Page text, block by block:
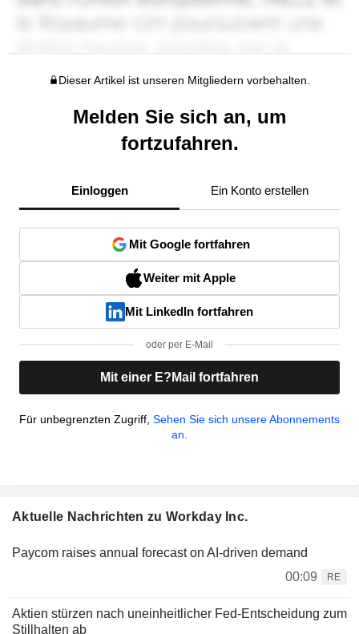
Dieser Artikel ist unseren Mitgliedern vorbehalten.
Melden Sie sich an, um
fortzufahren.
Einloggen Ein Konto erstellen
Mit Google fortfahren
Weiter mit Apple
Mit LinkedIn fortfahren
oder per E-Mail
Mit einer E?Mail fortfahren
Für unbegrenzten Zugriff, Sehen Sie sich unsere Abonnements
an.
Aktuelle Nachrichten zu Workday Inc.
Paycom raises annual forecast on AI-driven demand
00:09
RE
Aktien stürzen nach uneinheitlicher Fed-Entscheidung zum
Stillhalten ab